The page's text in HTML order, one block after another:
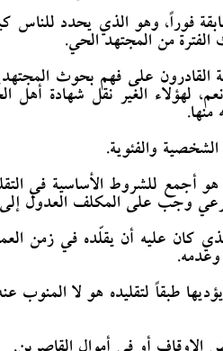
فوراً، وهو الذي يحدد للناس
الفترة من المجتهد الحي.
القادرون على فهم بحوث
لهؤلاء الغير نقل شهادة أهل
منها.
والفئوية.
هو أجمع للشروط الأساسية في
وجب على المكلف العدول إلى
الذي كان عليه أن يقلّده في زمن
وعدمه.
طبقاً لتقليده هو لا المنوب